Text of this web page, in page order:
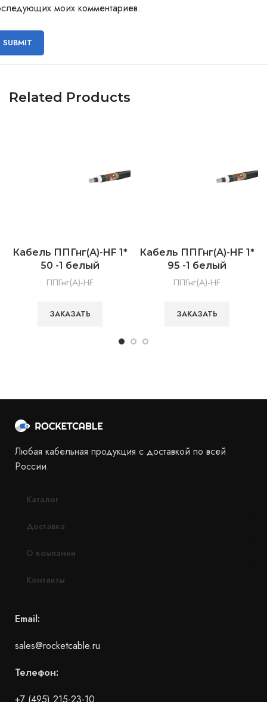
моих комментариев.
Related Products
Кабель ППГнг(А)-HF 1*
50 -1 белый
ППГнг(А)-HF
ЗАКАЗАТЬ
Кабель ППГнг(А)-HF 1*
95 -1 белый
ППГнг(А)-HF
ЗАКАЗАТЬ
Любая кабельная продукция с доставкой по всей
России.
Каталог
Доставка
О компании
Контакты
Email:
sales@rocketcable.ru
Телефон:
+7 (495) 215-23-10